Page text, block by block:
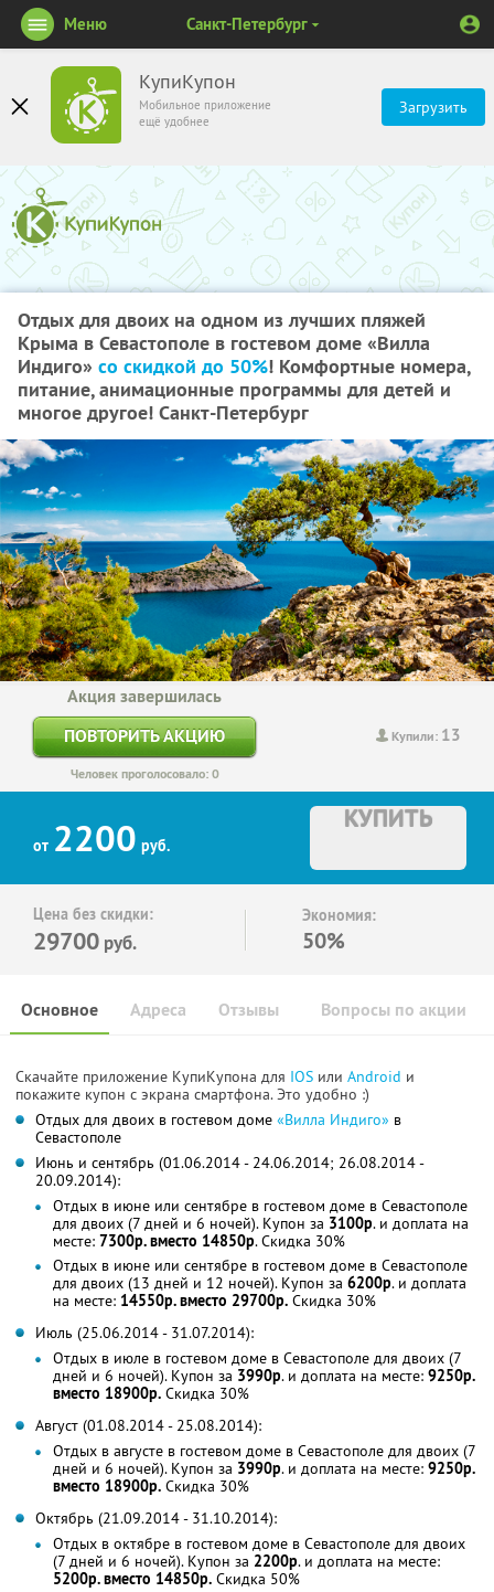
КупиКупон
Мобильное приложение
ещё удобнее
Загрузить
Меню Санкт-Петербург
Отдых для двоих на одном из лучших пляжей
Крыма в Севастополе в гостевом доме «Вилла
Индиго» со скидкой до 50%! Комфортные номера,
питание, анимационные программы для детей и
многое другое! Санкт-Петербург
Купили: 13
Акция завершилась
ПОВТОРИТЬ АКЦИЮ
Человек проголосовало: 0
от 2200 руб.
КУПИТЬ
Цена без скидки:
29700 руб.
Экономия:
50%
Основное Отзывы Вопросы по акции
Адреса
Скачайте приложение КупиКупона для IOS или Android и
покажите купон с экрана смартфона. Это удобно :)
Отдых для двоих в гостевом доме «Вилла Индиго» в
Севастополе
Июнь и сентябрь (01.06.2014 - 24.06.2014; 26.08.2014 -
20.09.2014):
Отдых в июне или сентябре в гостевом доме в Севастополе
для двоих (7 дней и 6 ночей). Купон за 3100р. и доплата на
месте: 7300р. вместо 14850р. Скидка 30%
Отдых в июне или сентябре в гостевом доме в Севастополе
для двоих (13 дней и 12 ночей). Купон за 6200р. и доплата
на месте: 14550р. вместо 29700р. Скидка 30%
Июль (25.06.2014 - 31.07.2014):
Отдых в июле в гостевом доме в Севастополе для двоих (7
дней и 6 ночей). Купон за 3990р. и доплата на месте: 9250р.
вместо 18900р. Скидка 30%
Август (01.08.2014 - 25.08.2014):
Отдых в августе в гостевом доме в Севастополе для двоих (7
дней и 6 ночей). Купон за 3990р. и доплата на месте: 9250р.
вместо 18900р. Скидка 30%
Октябрь (21.09.2014 - 31.10.2014):
Отдых в октябре в гостевом доме в Севастополе для двоих
(7 дней и 6 ночей). Купон за 2200р. и доплата на месте:
5200р. вместо 14850р. Скидка 50%